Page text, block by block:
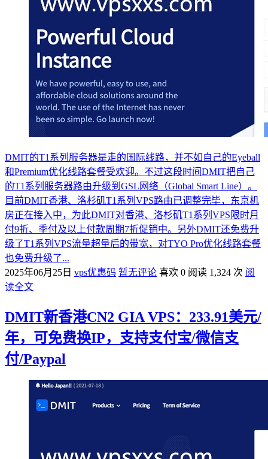
DMIT的T1系列服务器是走的国际线路，并不如自己的Eyeball
和Premium优化线路套餐受欢迎。不过这段时间DMIT把自己
的T1系列服务器路由升级到GSL网络（Global Smart Line）。
目前DMIT香港、洛杉矶T1系列VPS路由已调整完毕，东京机
房正在接入中，为此DMIT对香港、洛杉矶T1系列VPS限时月
付9折、季付及以上付款周期7折促销中。另外DMIT还免费升
级了T1系列VPS流量超量后的带宽，对TYO Pro优化线路套餐
也免费升级了...
2025年06月25日 vps优惠码 暂无评论 喜欢 0 阅读 1,324 次 阅
读全文
DMIT新香港CN2 GIA VPS：233.91美元/
年，可免费换IP，支持支付宝/微信支
付/Paypal